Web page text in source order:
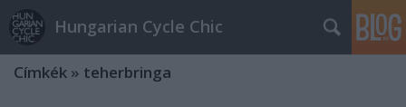
Hungarian Cycle Chic
Címkék » teherbringa